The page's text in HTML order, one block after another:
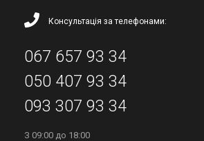
Консультація за телефонами:
067 657 93 34
050 407 93 34
093 307 93 34
З 09:00 до 18:00